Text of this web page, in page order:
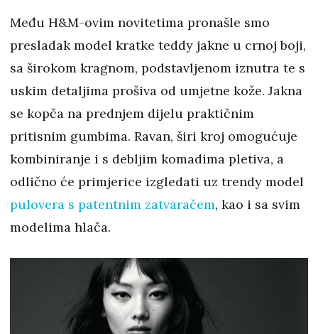
Među H&M-ovim novitetima pronašle smo
presladak model kratke teddy jakne u crnoj boji,
sa širokom kragnom, podstavljenom iznutra te s
uskim detaljima prošiva od umjetne kože. Jakna
se kopča na prednjem dijelu praktičnim
pritisnim gumbima. Ravan, širi kroj omogućuje
kombiniranje i s debljim komadima pletiva, a
odlično će primjerice izgledati uz trendy model
pulovera s patentnim zatvaračem, kao i sa svim
modelima hlača.